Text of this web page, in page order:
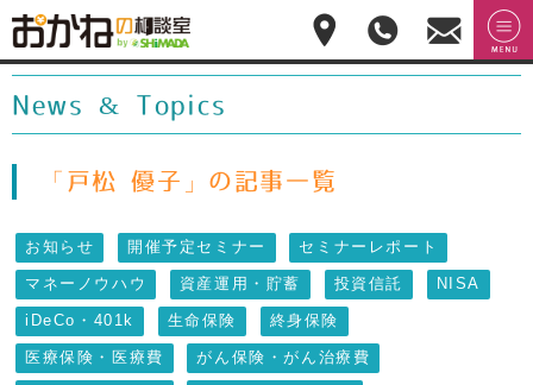
おかねの相談室 by
嶋田商事
お問合
平
日:10:00-
17:00(土
menu
News & Topics
「戸松 優子」の記事一覧
お知らせ 開催予定セミナー セミナーレポート
マネーノウハウ 資産運用・貯蓄 投資信託 NISA
iDeCo・401k 生命保険 終身保険
医療保険・医療費 がん保険・がん治療費